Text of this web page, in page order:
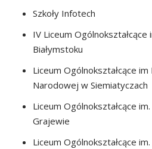
Szkoły Infotech
IV Liceum
Białymstoku
Liceum Ogólnokształcące im
Narodowej w Siemiatyczach
Liceum Ogólnokształcące
Grajewie
Liceum Ogólnokształcące